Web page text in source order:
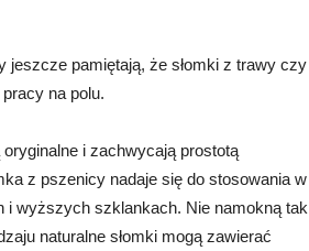
jeszcze pamiętają, że słomki z trawy czy
na polu.
oryginalne i zachwycają prostotą
z pszenicy nadaje się do stosowania w
wyższych szklankach. Nie namokną tak
naturalne słomki mogą zawierać